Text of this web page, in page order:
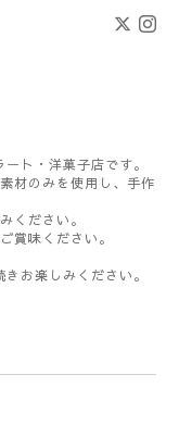
ト・洋菓子店です。
材のみを使用し、手作
ください。
賞味ください。
お楽しみください。